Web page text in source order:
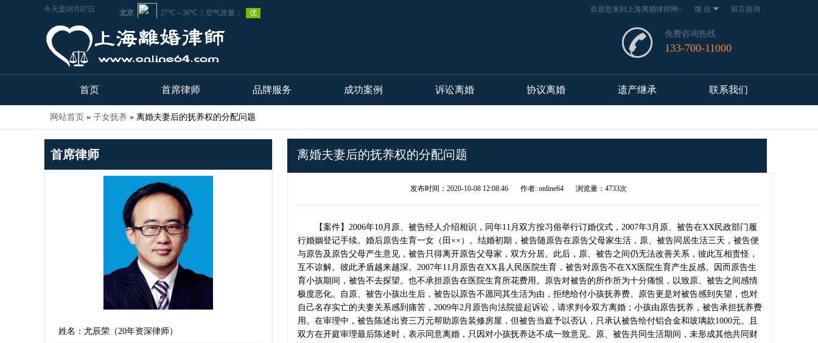
今天是08月07日 留言咨询
微 信
欢迎您来到上海离婚律师网~
免费咨询热线
133-700-11000
首页 首席律师 品牌服务 成功案例 诉讼离婚 协议离婚 遗产继承 联系我们
网站首页 » 子女抚养 » 离婚夫妻后的抚养权的分配问题
首席律师
姓名：尤辰荣（20年资深律师）
离婚夫妻后的抚养权的分配问题
发布时间：2020-10-08 12:08:46 作者: online64 浏览量：4733次
【案件】2006年10月原、被告经人介绍相识，同年11月双方按习俗举行订婚仪式，2007年3月原、被告在XX民政部门履
行婚姻登记手续。婚后原告生育一女（田××）。结婚初期，被告随原告在原告父母家生活，原、被告同居生活三天，被告便
与原告及原告父母产生意见，被告只得离开原告父母家，双方分居。此后，原、被告之间仍无法改善关系，彼此互相责怪，
互不谅解。彼此矛盾越来越深。2007年11月原告在XX县人民医院生育，被告对原告不在XX医院生育产生反感。因而原告生
育小孩期间，被告不去探望。也不承担原告在医院生育所花费用。原告对被告的所作所为十分痛恨，以致原、被告之间感情
极度恶化。自原、被告小孩出生后，被告以原告不愿同其生活为由，拒绝给付小孩抚养费。原告更是对被告感到失望，也对
自己名存实亡的夫妻关系感到痛苦，2009年2月原告向法院提起诉讼，请求判令双方离婚；小孩由原告抚养，被告承担抚养费
用。在审理中，被告陈述出资三万元帮助原告装修房屋，但被告当庭予以否认，只承认被告给付铝合金和玻璃款1000元。且
双方在开庭审理最后陈述时，表示同意离婚，只因对小孩抚养达不成一致意见。原、被告共同生活期间，未形成其他共同财